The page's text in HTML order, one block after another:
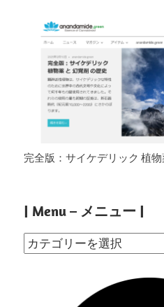
完全版：サイケデリック 植
| Menu – メニュー |